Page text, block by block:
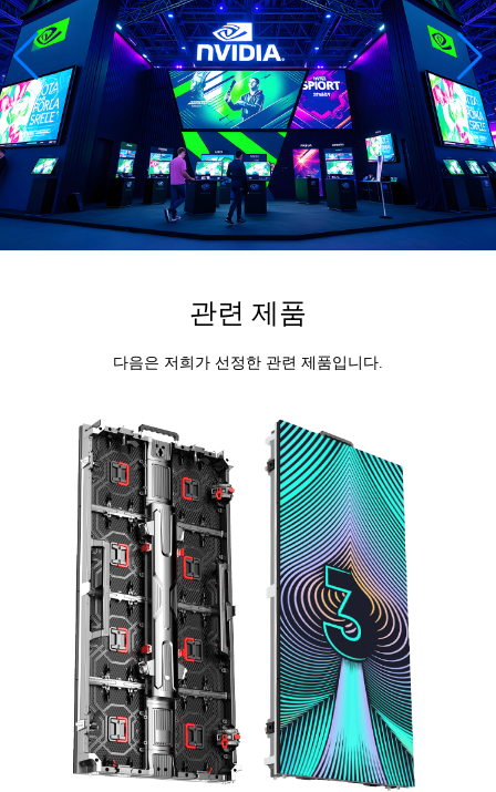
관련 제품
다음은 저희가 선정한 관련 제품입니다.